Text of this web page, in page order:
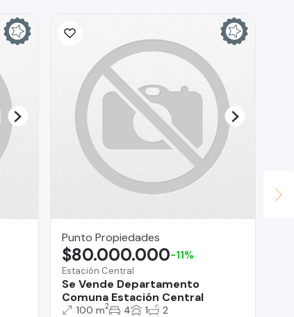
Punto Propiedades
Estación Central
Se Vende Departamento
Comuna Estación Central
$80.000.000-11%
100 m2 4 1 2